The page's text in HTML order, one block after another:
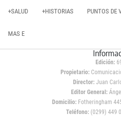
+SALUD +HISTORIAS PUNTOS DE
MAS E
Edición:
Propietario:
Director: Juan
Editor General:
Domicilio:Fotheringham
Teléfono: (0299) 449